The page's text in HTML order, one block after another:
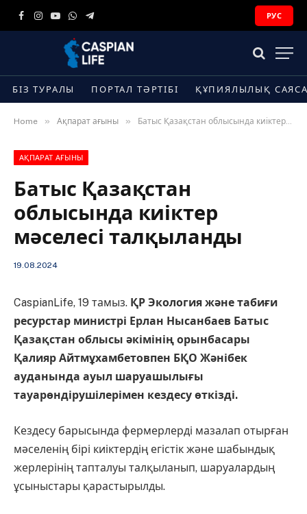
Facebook
Instagram
YouTube
WhatsApp
Telegram
РУС
БІЗ ТУРАЛЫ ПОРТАЛ ТӘРТІБІ ҚҰПИЯЛЫЛЫҚ
Home » Ақпарат ағыны » Батыс Қазақстан облысында киіктер мәселесі талқыланды
АҚПАРАТ АҒЫНЫ
Батыс Қазақстан
облысында киіктер
мәселесі талқыланды
19.08.2024
CaspianLife, 19 тамыз. ҚР Экология және табиғи
ресурстар министрі Ерлан Нысанбаев Батыс
Қазақстан облысы әкімінің орынбасары
Қалияр Айтмұхамбетовпен БҚО Жәнібек
ауданында ауыл шаруашылығы
тауарөндірушілерімен кездесу өткізді.
Кездесу барысында фермерлерді мазалап отырған
мәселенің бірі киіктердің егістік және шабындық
жерлерінің тапталуы талқыланып, шаруалардың
ұсыныстары қарастырылды.